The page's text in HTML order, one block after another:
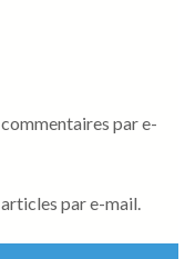
par e-
par e-mail.